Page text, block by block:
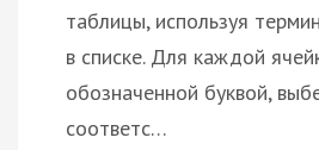
таблицы, используя
в списке. Для каждой
обозначенной буквой,
соответс…